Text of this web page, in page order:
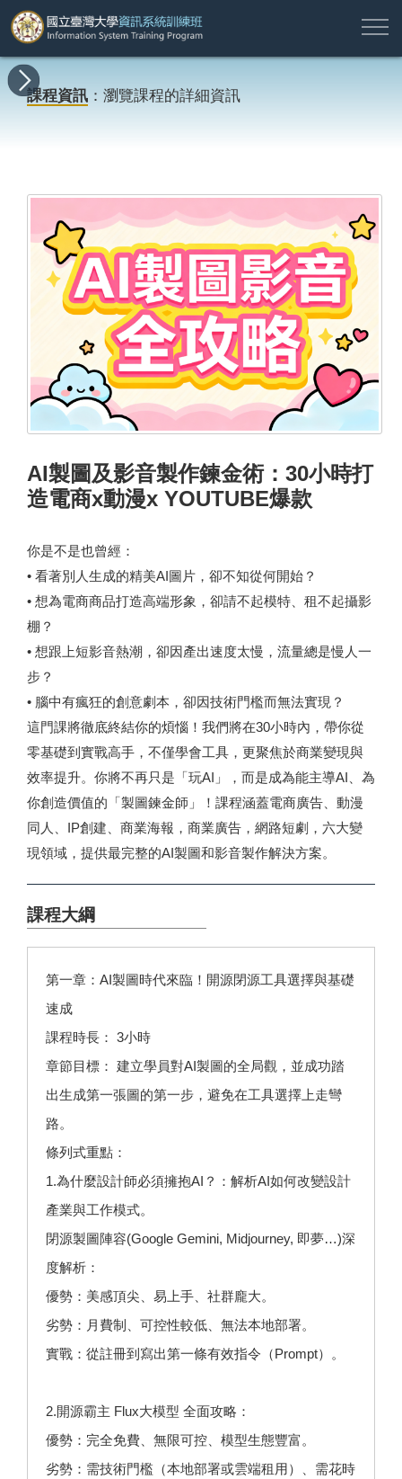
所
有
課
新
消
程
地
資
簡
業
名
名
資
於
本
願
專
註
入
課程資訊 ：瀏覽課程的詳細資訊
AI製圖及影音製作鍊金術：30小時打
造電商x動漫x YOUTUBE爆款
你是不是也曾經：
• 看著別人生成的精美AI圖片，卻不知從何開始？
• 想為電商商品打造高端形象，卻請不起模特、租不起攝影
棚？
• 想跟上短影音熱潮，卻因產出速度太慢，流量總是慢人一
步？
• 腦中有瘋狂的創意劇本，卻因技術門檻而無法實現？
這門課將徹底終結你的煩惱！我們將在30小時內，帶你從
零基礎到實戰高手，不僅學會工具，更聚焦於商業變現與
效率提升。你將不再只是「玩AI」，而是成為能主導AI、為
你創造價值的「製圖鍊金師」！課程涵蓋電商廣告、動漫
同人、IP創建、商業海報，商業廣告，網路短劇，六大變
現領域，提供最完整的AI製圖和影音製作解決方案。
課程大綱
第一章：AI製圖時代來臨！開源閉源工具選擇與基礎
速成
課程時長： 3小時
章節目標： 建立學員對AI製圖的全局觀，並成功踏
出生成第一張圖的第一步，避免在工具選擇上走彎
路。
條列式重點：
1.為什麼設計師必須擁抱AI？：解析AI如何改變設計
產業與工作模式。
閉源製圖陣容(Google Gemini, Midjourney, 即夢…)深
度解析：
優勢：美感頂尖、易上手、社群龐大。
劣勢：月費制、可控性較低、無法本地部署。
實戰：從註冊到寫出第一條有效指令（Prompt）。
2.開源霸主 Flux大模型 全面攻略：
優勢：完全免費、無限可控、模型生態豐富。
劣勢：需技術門檻（本地部署或雲端租用）、需花時